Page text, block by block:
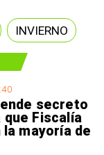
secreto
que Fiscalía
mayoría de
INVIERNO